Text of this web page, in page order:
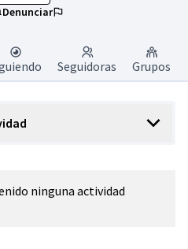
Denunciar
Seguidoras Grupos
ninguna actividad